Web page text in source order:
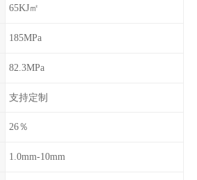
65KJ㎡
185MPa
82.3MPa
支持定制
26％
1.0mm-10mm